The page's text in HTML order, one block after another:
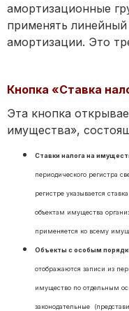
амортизационные
применять
амортизации. Это
Кнопка «Ставка
Эта кнопка
имущества»,
Ставки налога на
периодического регистра
регистре указывается
объектам имущества
применяется ко всему
Объекты с особым
отображаются записи из
имущество по отдельным
законодательные